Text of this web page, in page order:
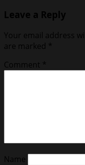
Leave a Reply
Your email address
are marked *
Comment *
Name